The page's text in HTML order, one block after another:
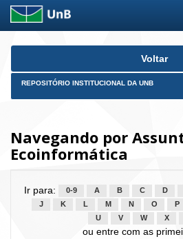
Skip
Voltar
REPOSITÓRIO INSTITUCIONAL DA UNB
Navegando por
Ecoinformática
Ir para: 0-9 A B C D
J
K L M N O P
U
V W X
ou entre com as